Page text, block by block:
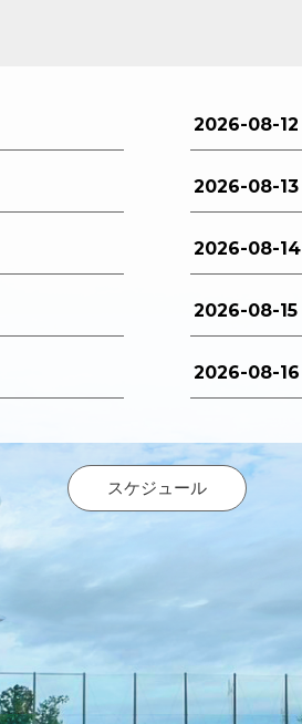
2026-08-12
2026-08-13
2026-08-14
2026-08-15
2026-08-16
スケジュール